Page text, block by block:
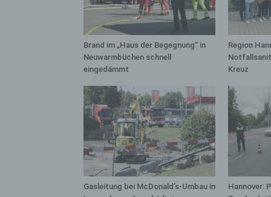
Brand im „Haus der Begegnung“ in
Neuwarmbüchen schnell
eingedämmt
Region
Kreuz
Gasleitung bei McDonald’s-Umbau in
Hannover: